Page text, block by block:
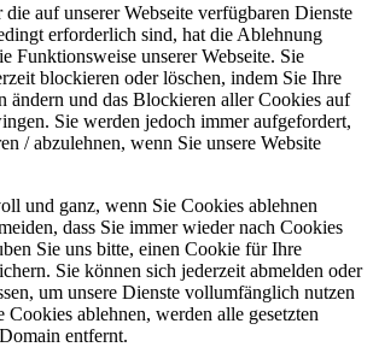
auf unserer Webseite verfügbaren Dienste
erforderlich sind, hat die Ablehnung
Funktionsweise unserer Webseite. Sie
blockieren oder löschen, indem Sie Ihre
ändern und das Blockieren aller Cookies auf
Sie werden jedoch immer aufgefordert,
/ abzulehnen, wenn Sie unsere Website
und ganz, wenn Sie Cookies ablehnen
dass Sie immer wieder nach Cookies
Sie uns bitte, einen Cookie für Ihre
Sie können sich jederzeit abmelden oder
um unsere Dienste vollumfänglich nutzen
Cookies ablehnen, werden alle gesetzten
entfernt.